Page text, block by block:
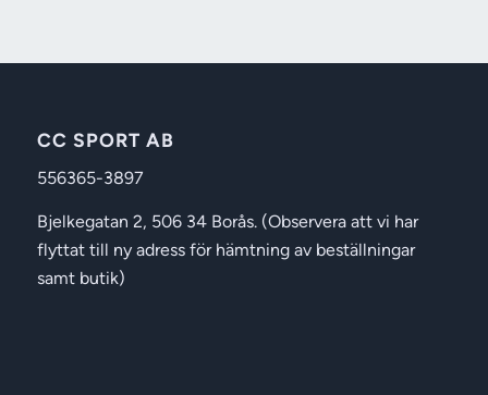
CC SPORT AB
556365-3897
Bjelkegatan 2, 506 34 Borås. (Observera att vi har
flyttat till ny adress för hämtning av beställningar
samt butik)